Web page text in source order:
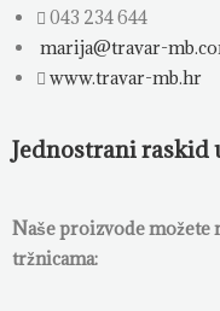
043 234 644
marija@travar-
www.travar-mb.hr
Jednostrani raskid
Naše proizvode možete
tržnicama: